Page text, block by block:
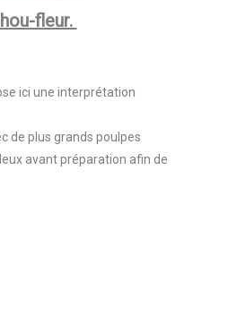
fleur.
ici une interprétation
de plus grands poulpes
avant préparation afin de